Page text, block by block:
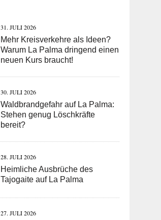
31. JULI 2026
Mehr Kreisverkehre als Ideen?
Warum La Palma dringend einen
neuen Kurs braucht!
30. JULI 2026
Waldbrandgefahr auf La Palma:
Stehen genug Löschkräfte
bereit?
28. JULI 2026
Heimliche Ausbrüche des
Tajogaite auf La Palma
27. JULI 2026